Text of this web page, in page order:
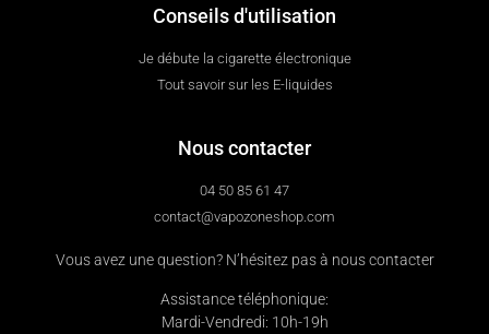
Conseils d'utilisation
Je débute la cigarette électronique
Tout savoir sur les E-liquides
Nous contacter
04 50 85 61 47
contact@vapozoneshop.com
Vous avez une question? N’hésitez pas à nous contacter
Assistance téléphonique:
Mardi-Vendredi: 10h-19h